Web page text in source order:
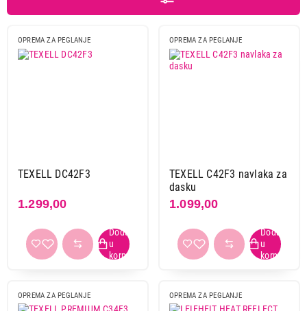
Cena od Cena do
OPREMA ZA PEGLANJE
TEXELL DC42F3
1.299,00
OPREMA ZA PEGLANJE
TEXELL C42F3 navlaka za
dasku
1.099,00
OPREMA ZA PEGLANJE OPREMA ZA PEGLANJE